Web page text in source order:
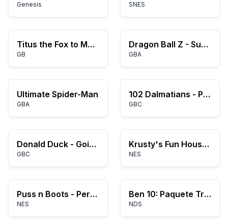
Genesis SNES
Titus the Fox to Marrakech and Back (USA, Europe)
GB
Dragon Ball Z - Supersonic Warriors (K)(ProjectG)
GBA
Ultimate Spider-Man
GBA
102 Dalmatians - Puppies to the Rescue (USA)
GBC
Donald Duck - Goin' Quackers (USA) (En,Fr,De,Es,It)
GBC
Krusty's Fun House (Europe)
NES
Puss n Boots - Pero's Great Adventure (USA)
NES
Ben 10: Paquete Triple
NDS